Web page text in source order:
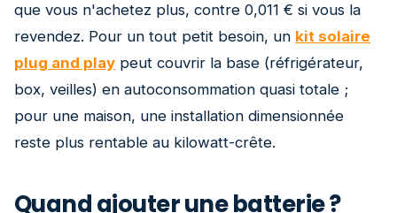
que vous n'achetez plus, contre 0,011 € si vous la
revendez. Pour un tout petit besoin, un kit solaire
plug and play peut couvrir la base (réfrigérateur,
box, veilles) en autoconsommation quasi totale ;
pour une maison, une installation dimensionnée
reste plus rentable au kilowatt-crête.
Quand ajouter une batterie ?